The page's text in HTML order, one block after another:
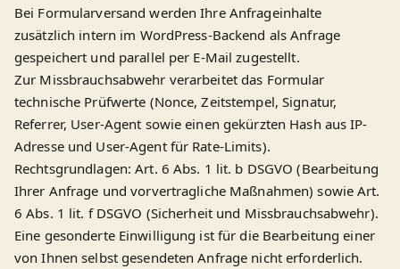
Bei Formularversand werden Ihre Anfrageinhalte
zusätzlich intern im WordPress-Backend als Anfrage
gespeichert und parallel per E-Mail zugestellt.
Zur Missbrauchsabwehr verarbeitet das Formular
technische Prüfwerte (Nonce, Zeitstempel, Signatur,
Referrer, User-Agent sowie einen gekürzten Hash aus IP-
Adresse und User-Agent für Rate-Limits).
Rechtsgrundlagen: Art. 6 Abs. 1 lit. b DSGVO (Bearbeitung
Ihrer Anfrage und vorvertragliche Maßnahmen) sowie Art.
6 Abs. 1 lit. f DSGVO (Sicherheit und Missbrauchsabwehr).
Eine gesonderte Einwilligung ist für die Bearbeitung einer
von Ihnen selbst gesendeten Anfrage nicht erforderlich.